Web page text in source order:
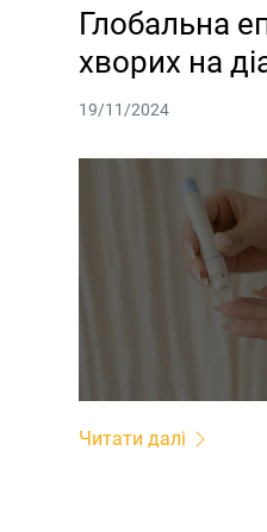
Глобальна
хворих на
19/11/2024
Читати далі